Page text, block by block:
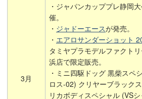
3月
・ジャパンカッププレ静岡
催。
・ ジャドーエースが発売。
・ エアロサンダーショット
タミヤプラモデルファクト
浜店で限定販売。
・ミニ四駆ドッグ 黒柴スペ
ロス-02) クリヤーブラック
リカボディスペシャル (VS